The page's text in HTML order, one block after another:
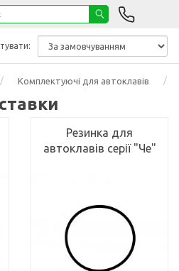
Комплектуючі для автоклавів
Резинка для
автоклавів серії "Че"